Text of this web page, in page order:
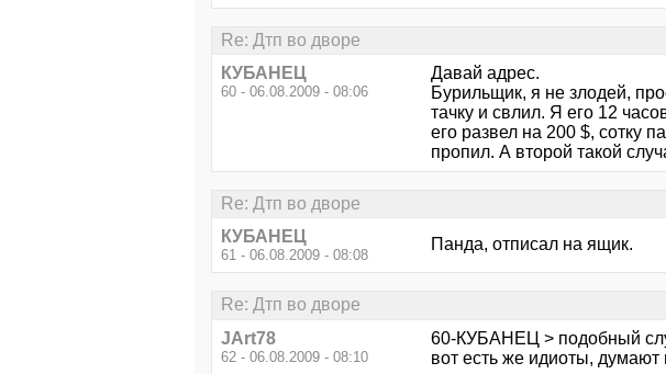
Re: Дтп во дворе
КУБАНЕЦ
60 - 06.08.2009 - 08:06
Давай адрес.
Бурильщик, я не злодей,
тачку и свлил. Я его 12
его развел на 200 $, сотку
пропил. А второй такой
Re: Дтп во дворе
КУБАНЕЦ
61 - 06.08.2009 - 08:08
Панда, отписал на ящик.
Re: Дтп во дворе
JArt78
62 - 06.08.2009 - 08:10
60-КУБАНЕЦ > подобный
вот есть же идиоты, думают